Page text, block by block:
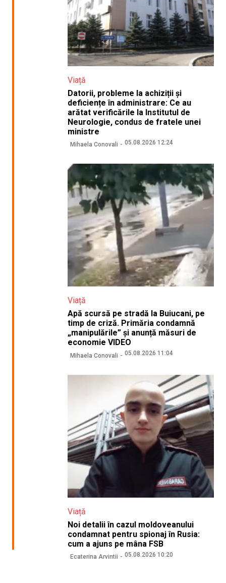
Viață
Datorii, probleme la achiziții și
deficiențe în administrare: Ce au
arătat verificările la Institutul de
Neurologie, condus de fratele unei
ministre
Mihaela Conovali 05.08.2026 12:24
Viață
Apă scursă pe stradă la Buiucani, pe
timp de criză. Primăria condamnă
„manipulările” și anunță măsuri de
economie VIDEO
Mihaela Conovali 05.08.2026 11:04
Viață
Noi detalii în cazul moldoveanului
condamnat pentru spionaj în Rusia:
cum a ajuns pe mâna FSB
Ecaterina Arvintii 05.08.2026 10:20